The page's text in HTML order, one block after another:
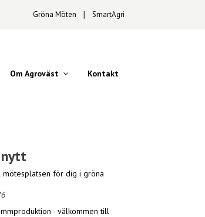
Gröna Möten ∣ SmartAgri
Om Agroväst Kontakt
nytt
mötesplatsen för dig i gröna
- välkommen till